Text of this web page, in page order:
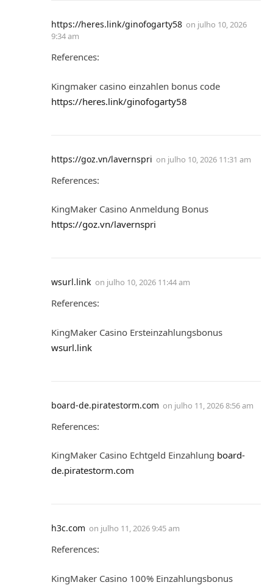
https://heres.link/ginofogarty58 on julho 10, 2026
9:34 am
References:
Kingmaker casino einzahlen bonus code
https://heres.link/ginofogarty58
https://goz.vn/lavernspri on julho 10, 2026 11:31 am
References:
KingMaker Casino Anmeldung Bonus
https://goz.vn/lavernspri
wsurl.link on julho 10, 2026 11:44 am
References:
KingMaker Casino Ersteinzahlungsbonus
wsurl.link
board-de.piratestorm.com on julho 11, 2026 8:56 am
References:
KingMaker Casino Echtgeld Einzahlung board-
de.piratestorm.com
h3c.com on julho 11, 2026 9:45 am
References:
KingMaker Casino 100% Einzahlungsbonus